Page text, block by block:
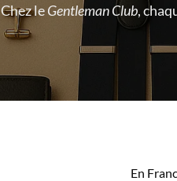
Chez leGentleman Club,
En